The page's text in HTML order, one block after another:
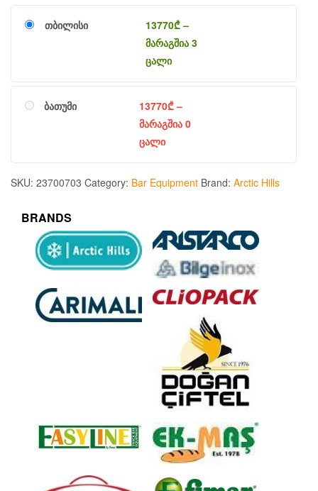
თბილისი 13770₾–
მარაგშია 3
ცალი
ბათუმი 13770₾–
მარაგშია 0
ცალი
SKU: 23700703 Category: Bar Equipment Brand: Arctic Hills
BRANDS